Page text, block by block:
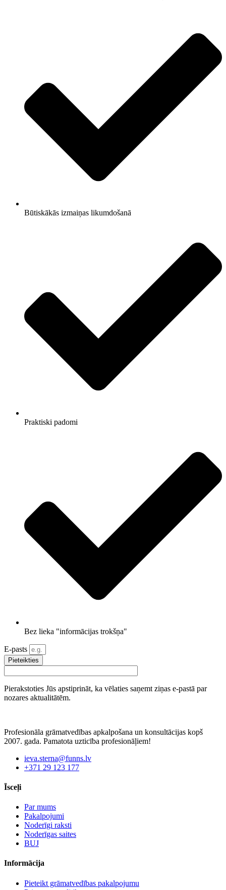
Būtiskākās izmaiņas likumdošanā
Praktiski padomi
Bez lieka "informācijas trokšņa"
E-pasts
Pieteikties
Pierakstoties Jūs apstiprināt, ka vēlaties saņemt ziņas e-pastā par
nozares aktualitātēm.
Profesionāla grāmatvedības apkalpošana un konsultācijas kopš
2007. gada. Pamatota uzticība profesionāļiem!
ieva.sterna@funns.lv
+371 29 123 177
Īsceļi
Par mums
Pakalpojumi
Noderīgi raksti
Noderīgas saites
BUJ
Informācija
Pieteikt grāmatvedības pakalpojumu